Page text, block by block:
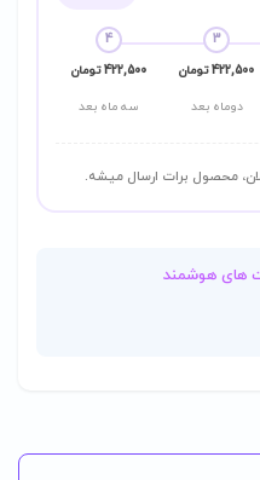
3
422,500 تومان
دوماه بعد
4
422,500 تومان
سه ماه بعد
محصول برات ارسال میشه.
های هوشمند